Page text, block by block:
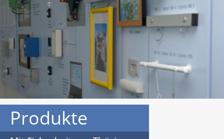
Produkte